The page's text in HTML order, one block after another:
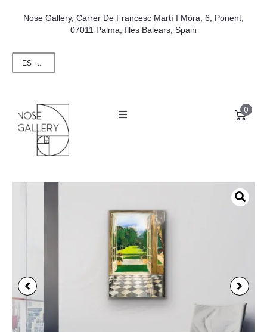
Nose Gallery, Carrer De Francesc Martí I Móra, 6, Ponent,
07011 Palma, Illes Balears, Spain
ES
0